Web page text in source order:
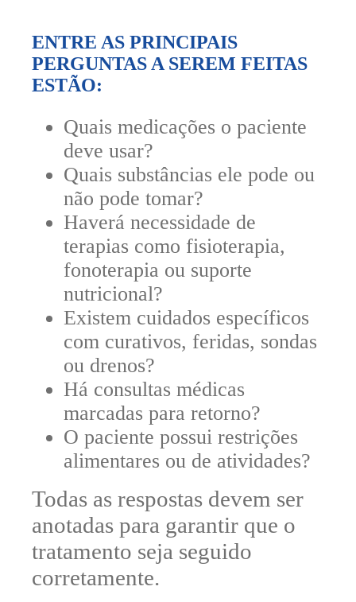
ENTRE AS PRINCIPAIS
PERGUNTAS A SEREM FEITAS
ESTÃO:
Quais medicações o paciente
deve usar?
Quais substâncias ele pode ou
não pode tomar?
Haverá necessidade de
terapias como fisioterapia,
fonoterapia ou suporte
nutricional?
Existem cuidados específicos
com curativos, feridas, sondas
ou drenos?
Há consultas médicas
marcadas para retorno?
O paciente possui restrições
alimentares ou de atividades?
Todas as respostas devem ser
anotadas para garantir que o
tratamento seja seguido
corretamente.